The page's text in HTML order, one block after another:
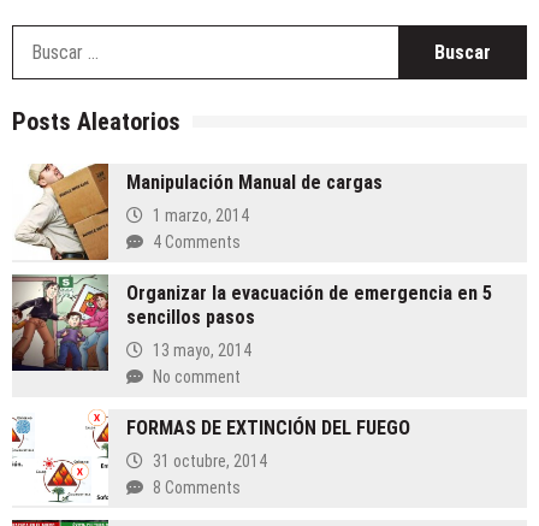
Posts Aleatorios
Manipulación Manual de cargas
1 marzo, 2014
4 Comments
Organizar la evacuación de emergencia en 5
sencillos pasos
13 mayo, 2014
No comment
FORMAS DE EXTINCIÓN DEL FUEGO
31 octubre, 2014
8 Comments